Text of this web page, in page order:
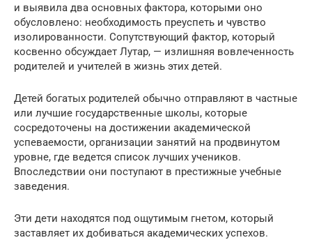
и выявила два основных фактора, которыми оно
обусловлено: необходимость преуспеть и чувство
изолированности. Сопутствующий фактор, который
косвенно обсуждает Лутар, — излишняя вовлеченность
родителей и учителей в жизнь этих детей.
Детей богатых родителей обычно отправляют в частные
или лучшие государственные школы, которые
сосредоточены на достижении академической
успеваемости, организации занятий на продвинутом
уровне, где ведется список лучших учеников.
Впоследствии они поступают в престижные учебные
заведения.
Эти дети находятся под ощутимым гнетом, который
заставляет их добиваться академических успехов.